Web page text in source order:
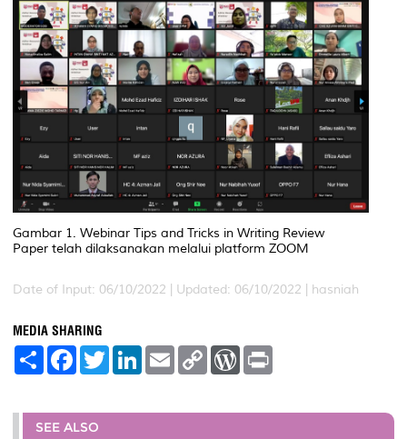
Gambar 1. Webinar Tips and Tricks in Writing Review
Paper telah dilaksanakan melalui platform ZOOM
Date of Input: 06/10/2022 | Updated: 06/10/2022 | hasniah
MEDIA SHARING
S
e
F
a
b
o
T
w
t
L
e
E
m
l
C
L
W
P
t
SEE ALSO